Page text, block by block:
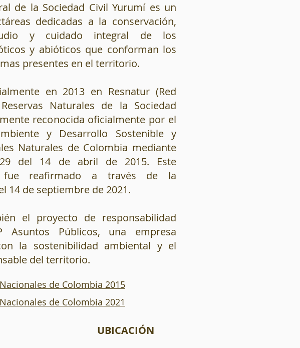
de la Sociedad Civil Yurumí es un
dedicadas a la conservación,
y cuidado integral de los
y abióticos que conforman los
presentes en el territorio.
en 2013 en Resnatur (Red
Naturales de la Sociedad
reconocida oficialmente por el
y Desarrollo Sostenible y
Naturales de Colombia mediante
del 14 de abril de 2015. Este
fue reafirmado a través de la
14 de septiembre de 2021.
el proyecto de responsabilidad
Asuntos Públicos, una empresa
la sostenibilidad ambiental y el
del territorio.
de Colombia 2015
de Colombia 2021
UBICACIÓN